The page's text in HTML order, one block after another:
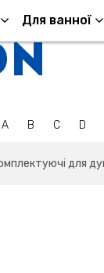
Для ванної
A B C D
для